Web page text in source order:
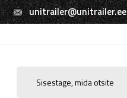
unitrailer@unitrailer.ee